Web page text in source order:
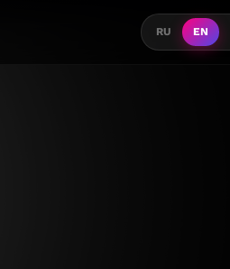
RU EN